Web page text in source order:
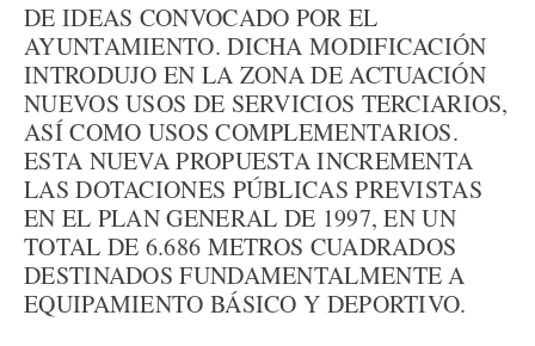
DE IDEAS CONVOCADO POR EL
AYUNTAMIENTO. DICHA MODIFICACIÓN
INTRODUJO EN LA ZONA DE ACTUACIÓN
NUEVOS USOS DE SERVICIOS TERCIARIOS,
ASÍ COMO USOS COMPLEMENTARIOS.
ESTA NUEVA PROPUESTA INCREMENTA
LAS DOTACIONES PÚBLICAS PREVISTAS
EN EL PLAN GENERAL DE 1997, EN UN
TOTAL DE 6.686 METROS CUADRADOS
DESTINADOS FUNDAMENTALMENTE A
EQUIPAMIENTO BÁSICO Y DEPORTIVO.